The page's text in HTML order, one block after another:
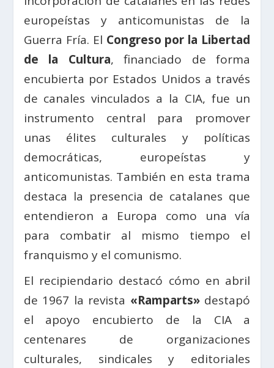
europeístas y anticomunistas de la
Guerra Fría. El Congreso por la Libertad
de la Cultura, financiado de forma
encubierta por Estados Unidos a través
de canales vinculados a la CIA, fue un
instrumento central para promover
unas élites culturales y políticas
democráticas, europeístas y
anticomunistas. También en esta trama
destaca la presencia de catalanes que
entendieron a Europa como una vía
para combatir al mismo tiempo el
franquismo y el comunismo.
El recipiendario destacó cómo en abril
de 1967 la revista «Ramparts»destapó
el apoyo encubierto de la CIA a
centenares de organizaciones
culturales, sindicales y editoriales